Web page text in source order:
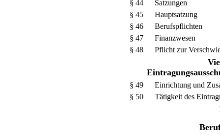
§ 44
Satzungen
§ 45
Hauptsatzung
§ 46
Berufspflichten
§ 47
Finanzwesen
§ 48
Pflicht zur
§ 49
Einrichtung und
§ 50
Tätigkeit des